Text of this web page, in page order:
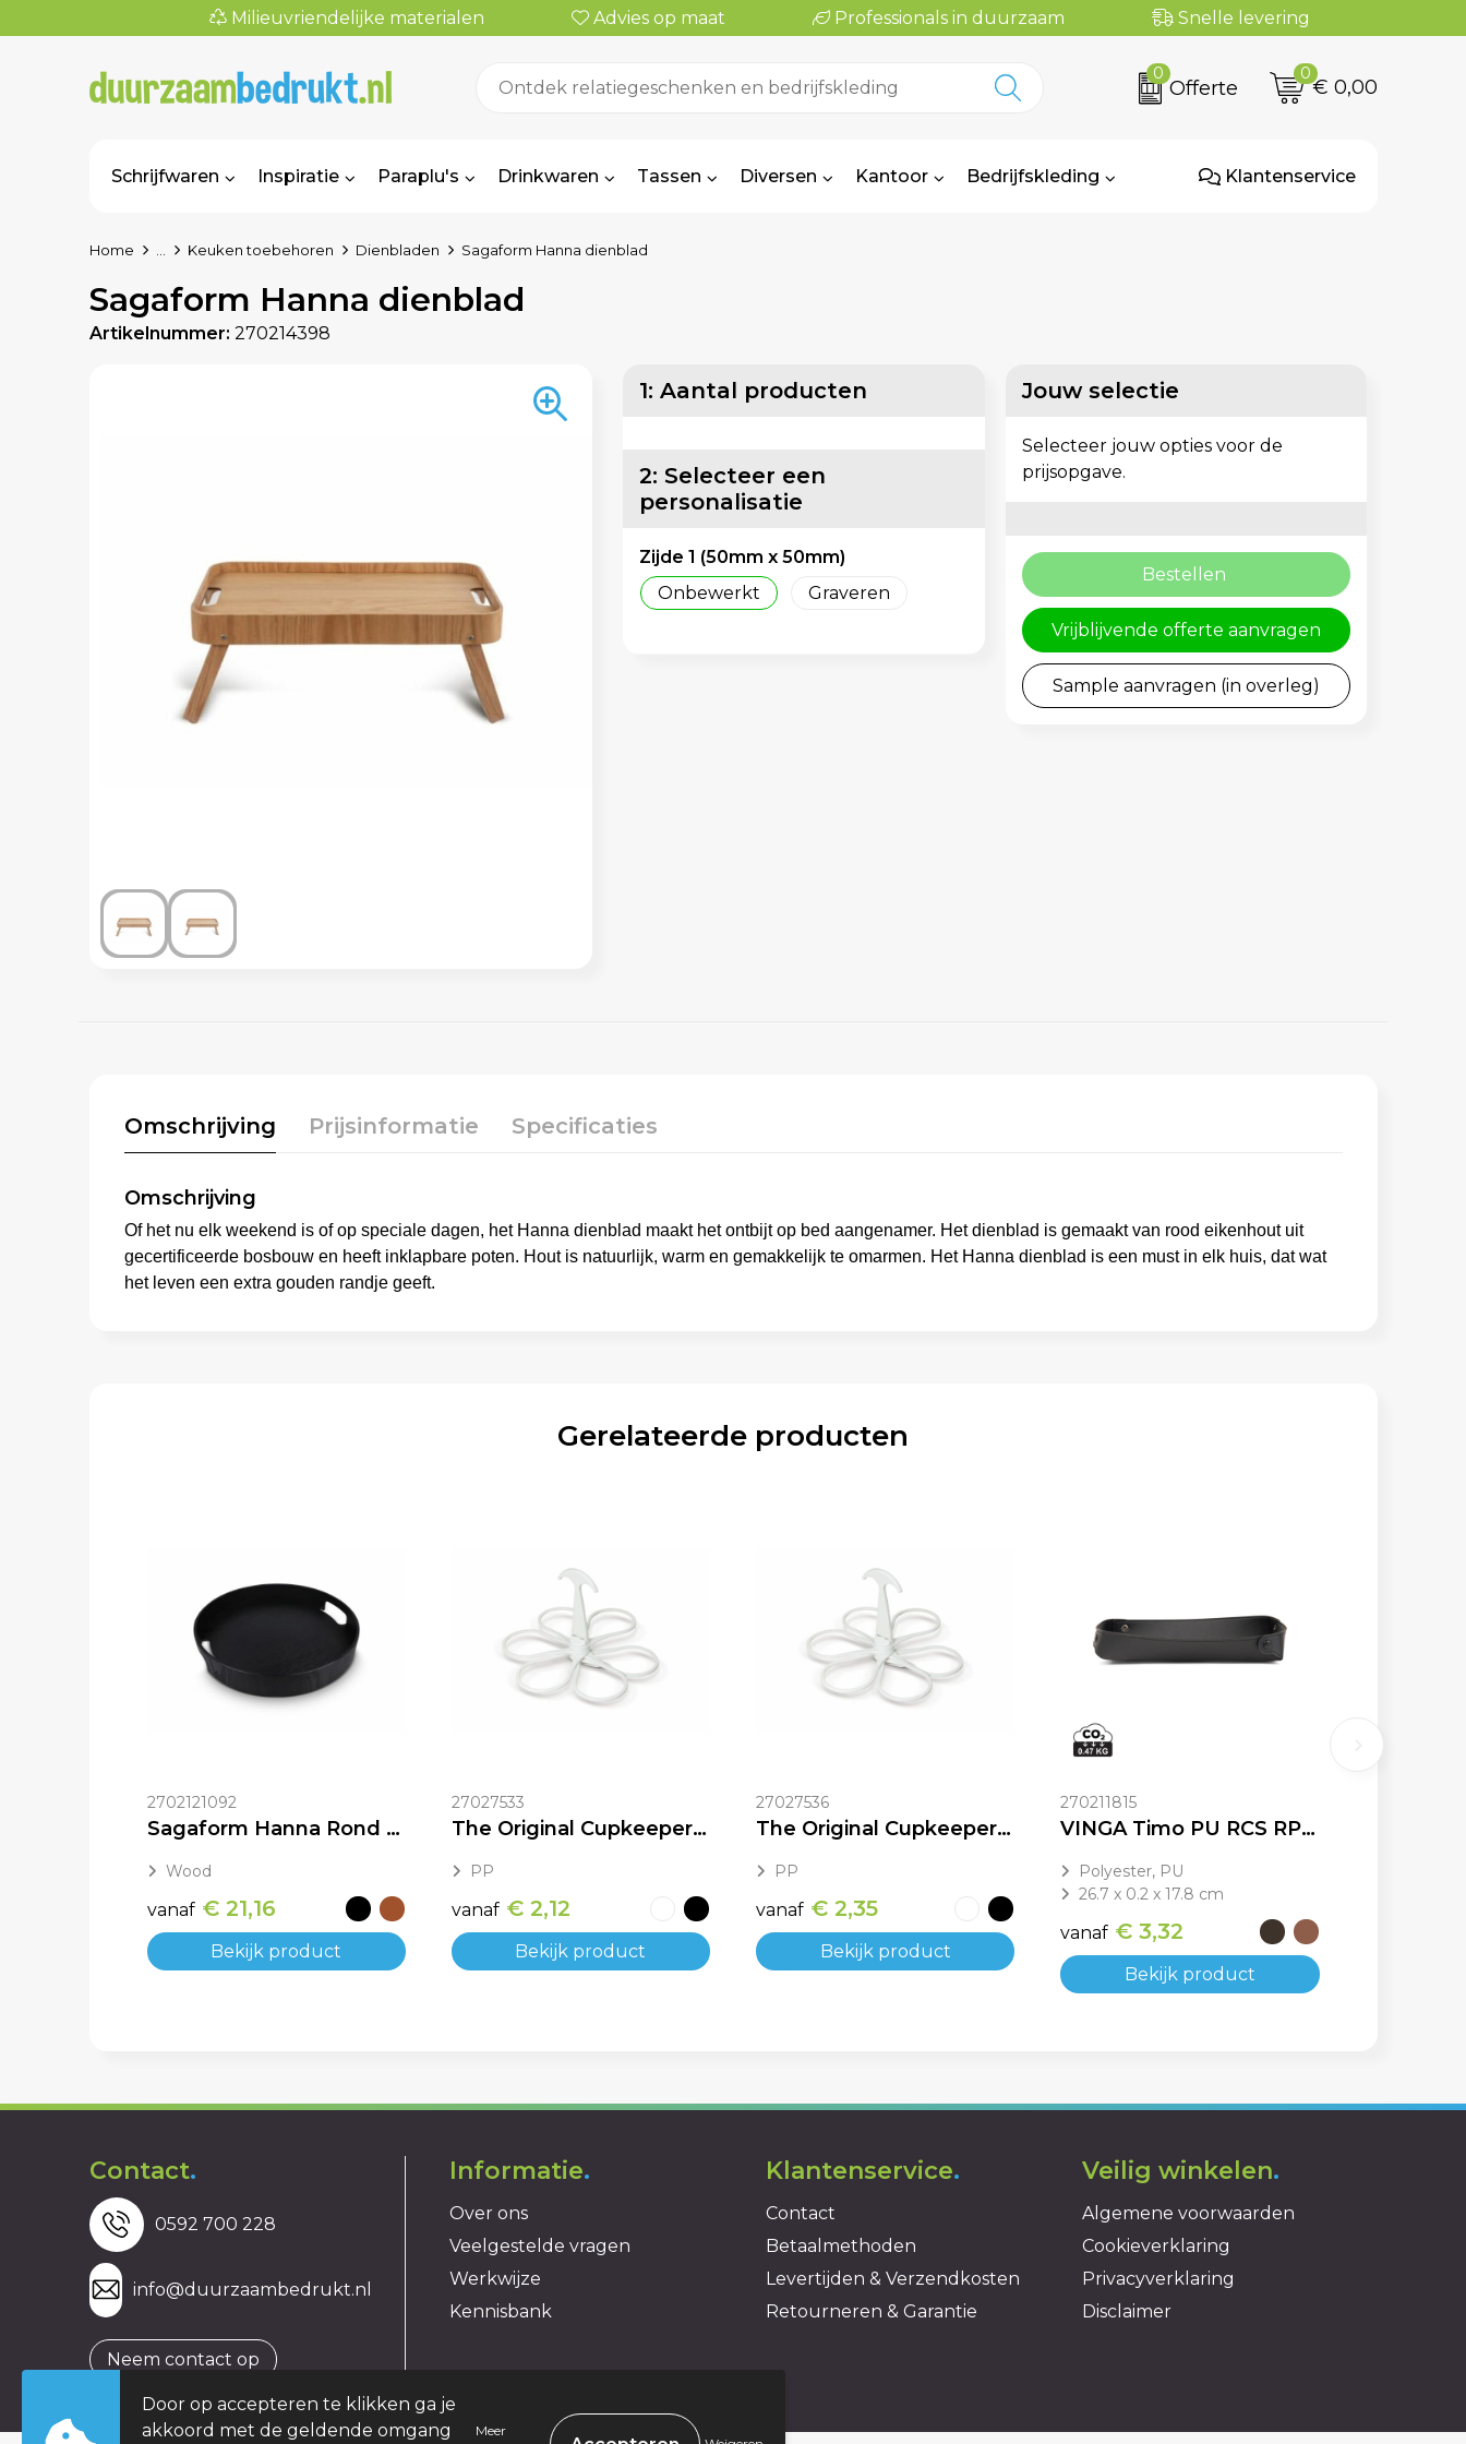
Milieuvriendelijke materialen Advies op maat Professionals in duurzaam Snelle levering
0
Offerte
0
€ 0,00
Schrijfwaren Inspiratie Paraplu's Drinkwaren Tassen Diversen Kantoor Bedrijfskleding Klantenservice
Home Keuken toebehoren Dienbladen Sagaform Hanna dienblad
Sagaform Hanna dienblad
Artikelnummer: 270214398
1: Aantal producten
2: Selecteer een
personalisatie
Zijde 1 (50mm x 50mm)
Onbewerkt
Graveren
Jouw selectie
Selecteer jouw opties voor de
prijsopgave.
Bestellen
Vrijblijvende offerte aanvragen
Sample aanvragen (in overleg)
Omschrijving Prijsinformatie Specificaties
Omschrijving
Of het nu elk weekend is of op speciale dagen, het Hanna dienblad maakt het ontbijt op bed aangenamer. Het dienblad is gemaakt van rood eikenhout uit
gecertificeerde bosbouw en heeft inklapbare poten. Hout is natuurlijk, warm en gemakkelijk te omarmen. Het Hanna dienblad is een must in elk huis, dat wat
het leven een extra gouden randje geeft.
Gerelateerde producten
2702121092
Sagaform Hanna Rond Dienblad 35cm
Wood
vanaf € 21,16
Bekijk product
27027533
The Original Cupkeeper – Cups 18cl-33cl
PP
vanaf € 2,12
Bekijk product
27027536
The Original Cupkeeper – Cups & Pints 25cl-33cl, 55cl
PP
vanaf € 2,35
Bekijk product
270211815
VINGA Timo PU RCS RPET tray
Polyester, PU
26.7 x 0.2 x 17.8 cm
vanaf € 3,32
Bekijk product
Contact.
0592 700 228
info@duurzaambedrukt.nl
Neem contact op
Informatie.
Over ons
Veelgestelde vragen
Werkwijze
Kennisbank
Klantenservice.
Contact
Betaalmethoden
Levertijden & Verzendkosten
Retourneren & Garantie
Veilig winkelen.
Algemene voorwaarden
Cookieverklaring
Privacyverklaring
Disclaimer
Door op accepteren te klikken ga je
akkoord met de geldende omgang
Meer